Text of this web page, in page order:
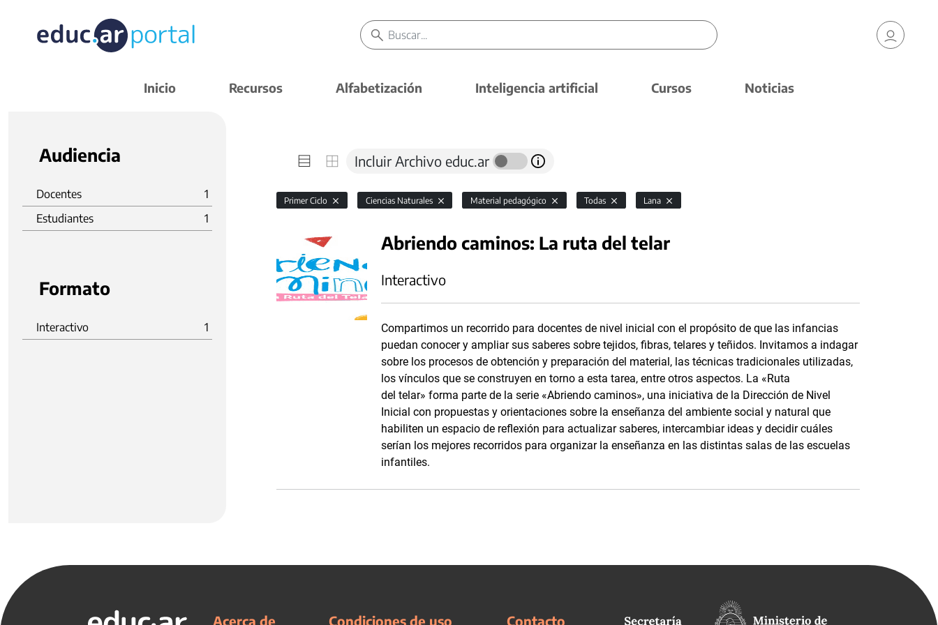
Inicio Recursos Alfabetización Inteligencia artificial Cursos Noticias
Audiencia
Docentes
1
Estudiantes
1
Formato
Interactivo 1
Incluir Archivo educ.ar
Primer Ciclo Ciencias Naturales Material pedagógico Todas Lana
Abriendo caminos: La ruta del telar
Interactivo
Compartimos un recorrido para docentes de nivel inicial con el propósito de que las infancias
puedan conocer y ampliar sus saberes sobre tejidos, fibras, telares y teñidos. Invitamos a indagar
sobre los procesos de obtención y preparación del material, las técnicas tradicionales utilizadas,
los vínculos que se construyen en torno a esta tarea, entre otros aspectos. La «Ruta
del telar» forma parte de la serie «Abriendo caminos», una iniciativa de la Dirección de Nivel
Inicial con propuestas y orientaciones sobre la enseñanza del ambiente social y natural que
habiliten un espacio de reflexión para actualizar saberes, intercambiar ideas y decidir cuáles
serían los mejores recorridos para organizar la enseñanza en las distintas salas de las escuelas
infantiles.
Acerca de Condiciones de uso Contacto